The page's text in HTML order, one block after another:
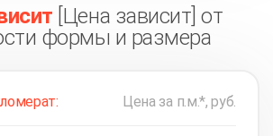
[Цена зависит] от
формы и размера
Цена за п.м.*, руб.